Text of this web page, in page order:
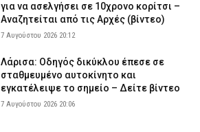
για να ασελγήσει σε 10χρονο κορίτσι –
Αναζητείται από τις Αρχές (βίντεο)
7 Αυγούστου 2026 20:12
Λάρισα: Οδηγός δικύκλου έπεσε σε
σταθμευμένο αυτοκίνητο και
εγκατέλειψε το σημείο – Δείτε βίντεο
7 Αυγούστου 2026 20:06